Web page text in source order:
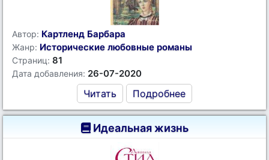
Автор: Картленд Барбара
Жанр: Исторические любовные романы
Страниц: 81
Дата добавления: 26-07-2020
Читать Подробнее
Идеальная жизнь